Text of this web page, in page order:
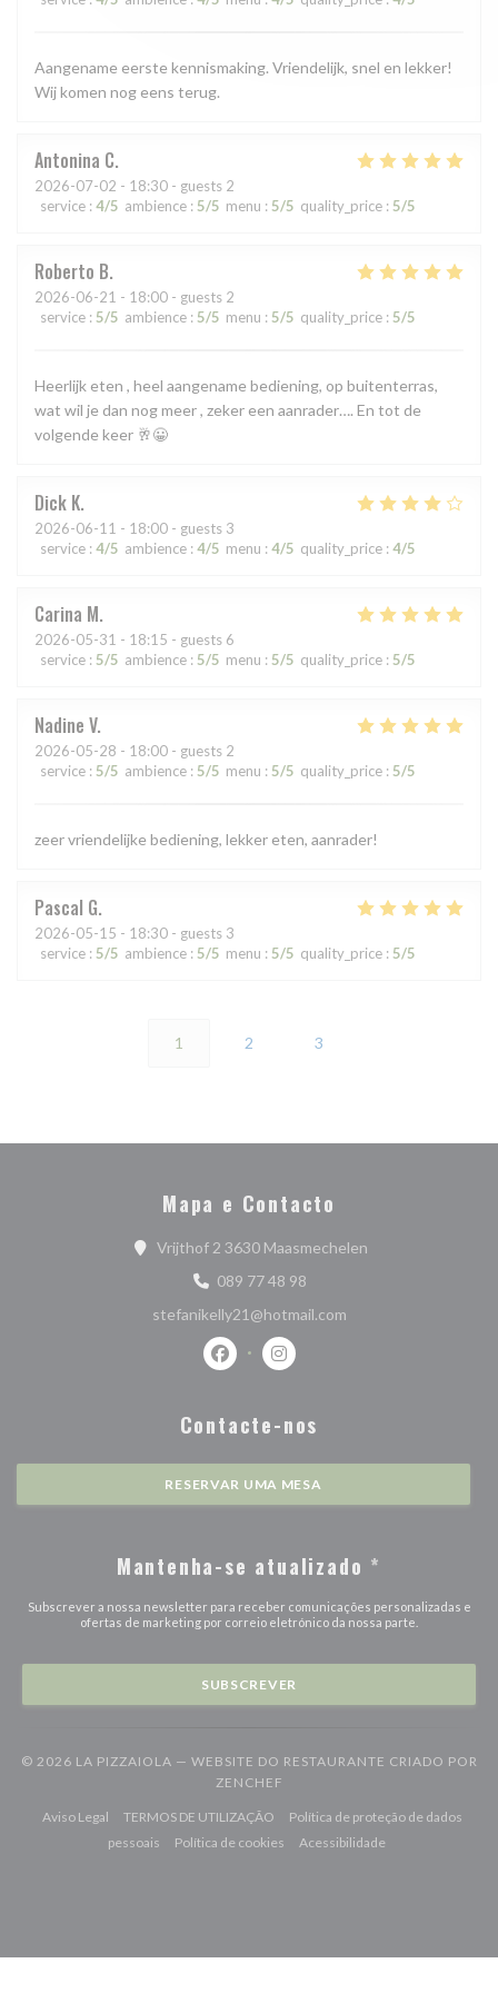
Aangename eerste kennismaking. Vriendelijk, snel en lekker!
Wij komen nog eens terug.
Antonina C
2026-07-02 - 18:30 - guests 2
service : 4/5 ambience : 5/5 menu : 5/5 quality_price : 5/5
Roberto B
2026-06-21 - 18:00 - guests 2
service : 5/5 ambience : 5/5 menu : 5/5 quality_price : 5/5
Heerlijk eten , heel aangename bediening, op buitenterras,
wat wil je dan nog meer , zeker een aanrader…. En tot de
volgende keer 🥂😀
Dick K
2026-06-11 - 18:00 - guests 3
service : 4/5 ambience : 4/5 menu : 4/5 quality_price : 4/5
Carina M
2026-05-31 - 18:15 - guests 6
service : 5/5 ambience : 5/5 menu : 5/5 quality_price : 5/5
Nadine V
2026-05-28 - 18:00 - guests 2
service : 5/5 ambience : 5/5 menu : 5/5 quality_price : 5/5
zeer vriendelijke bediening, lekker eten, aanrader!
Pascal G
2026-05-15 - 18:30 - guests 3
service : 5/5 ambience : 5/5 menu : 5/5 quality_price : 5/5
1 2 3
Mapa e Contacto
Vrijthof 2 3630 Maasmechelen((abre numa nova
089 77 48 98
stefanikelly21@hotmail.com
Facebook ((abre numa nova janela))
Instagram ((abre numa nova
Contacte-nos
RESERVAR UMA MESA
Mantenha-se atualizado *
Subscrever a nossa newsletter para receber comunicações personalizadas e
ofertas de marketing por correio eletrónico da nossa parte.
SUBSCREVER
© 2026 LA PIZZAIOLA — WEBSITE DO RESTAURANTE CRIADO POR
ZENCHEF
Aviso Legal((abre numa nova janela))
TERMOS DE UTILIZAÇÃO((abre numa nova janela))
Política de proteção de dados
pessoais((abre numa nova janela))
Política de cookies((abre numa nova janela))
Acessibilidade((abre numa nova